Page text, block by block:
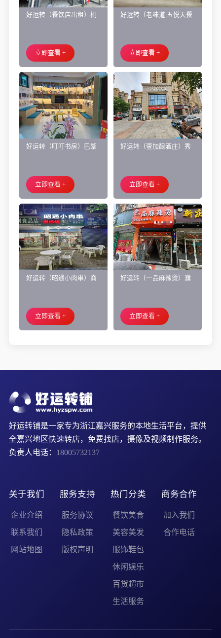
好运转（餐饮店出租）桐
面旺铺出租
立即查看 +
好运转（老味道.五悦天餐
让、主要房租低
立即查看 +
好运转（叮叮书房）巴黎
培训班带生源转让
立即查看 +
好运转（壹加酿酒庄）秀
庄、空店铺转让
立即查看 +
好运转（昭通小肉串）商
外摆、 房租2.2万/年
立即查看 +
好运转（一品麻辣烫）濮
小吃店转让
立即查看 +
好运转铺是一家专为浙江嘉兴服务的本地生活平台，提供
全嘉兴地区快速转店，免费找店，摄像及视频制作服务。
负责人电话： 18005732137
关于我们
企业介绍
联系我们
网站地图
服务支持
服务协议
隐私政策
版权声明
热门分类
餐饮美食
美容美发
服饰鞋包
休闲娱乐
百货超市
生活服务
商务合作
加入我们
合作电话